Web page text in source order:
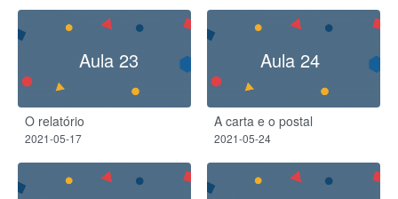
Aula 23
O relatório
2021-05-17
Aula 24
A carta e o postal
2021-05-24